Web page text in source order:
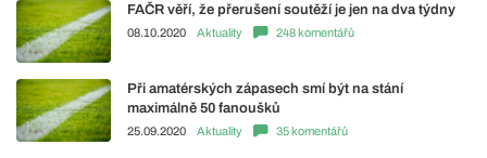
FAČR věří, že přerušení soutěží je jen na dva týdny
08.10.2020 Aktuality 248 komentářů
Při amatérských zápasech smí být na stání
maximálně 50 fanoušků
25.09.2020 Aktuality 35 komentářů